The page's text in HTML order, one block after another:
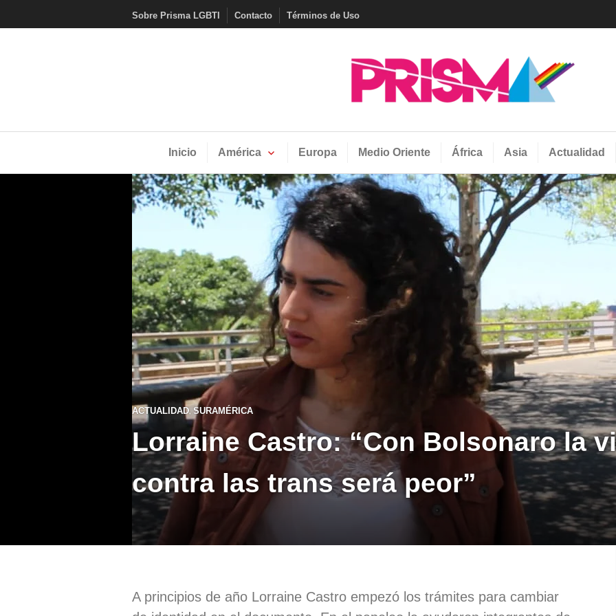
to
Sobre Prisma LGBTI Contacto Términos de Uso
Revista Prisma
Inicio América Europa Medio Oriente África Asia Actualidad
ACTUALIDAD, SURAMÉRICA
Lorraine Castro: “Con Bolsonaro la
contra las trans será peor”
A principios de año Lorraine Castro empezó los trámites para cambiar